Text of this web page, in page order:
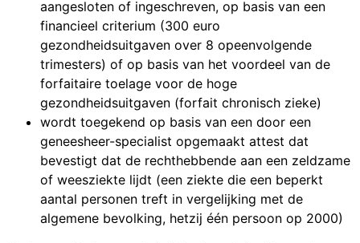
aangesloten of ingeschreven, op basis van een
financieel criterium (300 euro
gezondheidsuitgaven over 8 opeenvolgende
trimesters) of op basis van het voordeel van de
forfaitaire toelage voor de hoge
gezondheidsuitgaven (forfait chronisch zieke)
wordt toegekend op basis van een door een
geneesheer-specialist opgemaakt attest dat
bevestigt dat de rechthebbende aan een zeldzame
of weesziekte lijdt (een ziekte die een beperkt
aantal personen treft in vergelijking met de
algemene bevolking, hetzij één persoon op 2000)